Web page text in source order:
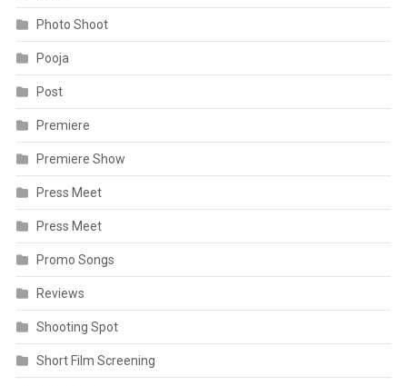
Photo Shoot
Pooja
Post
Premiere
Premiere Show
Press Meet
Press Meet
Promo Songs
Reviews
Shooting Spot
Short Film Screening